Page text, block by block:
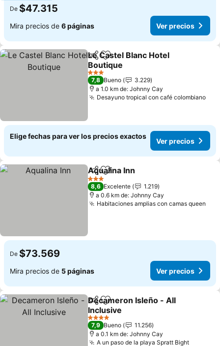
De $47.315
Mira precios de 6 páginas Ver precios
CompartirAgregar a favoritos
Le Castel Blanc Hotel
Boutique
Ver precios
3 Estrellas
7,8 Bueno
3.229
a 1.0 km de: Johnny Cay
Desayuno tropical con café colombiano
Elige fechas para ver los precios exactos
Ver precios
CompartirAgregar a favoritos
Aqualina Inn
3 Estrellas
8,6 Excelente
1.219
a 0.6 km de: Johnny Cay
Habitaciones amplias con camas queen
De $73.569
Mira precios de 5 páginas Ver precios
CompartirAgregar a favoritos
Decameron Isleño - All
Inclusive
Ver precios
4 Estrellas
7,9 Bueno
11.256
a 0.1 km de: Johnny Cay
A un paso de la playa Spratt BightVer